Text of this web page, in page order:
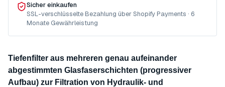
Sicher einkaufen
SSL-verschlüsselte Bezahlung über Shopify Payments · 6
Monate Gewährleistung
Tiefenfilter aus mehreren genau aufeinander
abgestimmten Glasfaserschichten (progressiver
Aufbau) zur Filtration von Hydraulik- und